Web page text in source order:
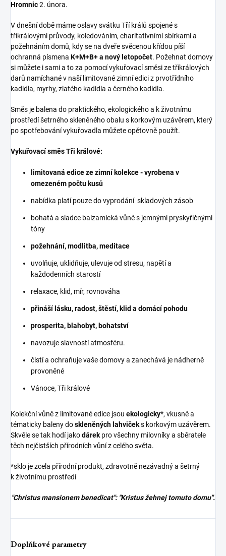
Hromnic2. února.
V dnešní době máme oslavy svátku Tří králů spojené s
tříkrálovými průvody, koledováním, charitativními sbírkami a
požehnáním domů, kdy se na dveře svěcenou křídou píší
ochranná písmena K+M+B+ a nový letopočet. Požehnat domovy
si můžete i sami a to za pomocí vykuřovací směsi ze tříkrálových
darů namíchané v naší limitované zimní edici z prvotřídního
kadidla, myrhy, zlatého kadidla a černého kadidla.
Směs je balena do praktického, ekologického a k životnímu
prostředí šetrného skleněného obalu s korkovým uzávěrem, který
po spotřebování vykuřovadla můžete opětovně použít.
Vykuřovací směs Tři králové:
limitovaná edice ze zimní kolekce - vyrobena v
omezeném počtu kusů
nabídka platí pouze do vyprodání skladových zásob
bohatá a sladce balzamická vůně s jemnými pryskyřičnými
tóny
požehnání, modlitba, meditace
uvolňuje, uklidňuje, ulevuje od stresu, napětí a
každodenních starostí
relaxace, klid, mír, rovnováha
přináší lásku, radost, štěstí, klid a domácí pohodu
prosperita, blahobyt, bohatství
navozuje slavností atmosféru.
čistí a ochraňuje vaše domovy a zanechává je nádherně
provoněné
Vánoce, Tři králové
Kolekční vůně z limitované edice jsou ekologicky*, vkusně a
tématicky baleny doskleněných lahvičeks korkovým uzávěrem.
Skvěle se tak hodí jakodárekpro všechny milovníky a sběratele
těch nejčistších přírodních vůní z celého světa.
*sklo je zcela přírodní produkt, zdravotně nezávadný a šetrný
k životnímu prostředí
"Christus mansionem benedicat": "Kristus žehnej tomuto domu".
Doplňkové parametry